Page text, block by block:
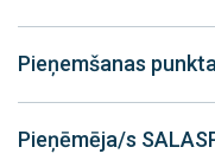
Pieņemšanas
Pieņēmēja/s